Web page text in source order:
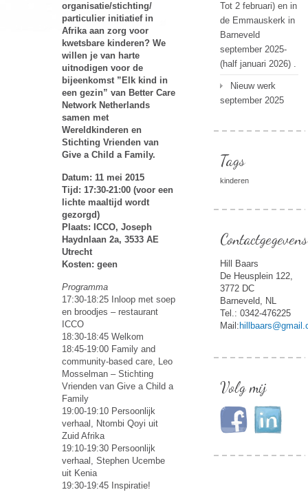
organisatie/stichting/
particulier initiatief in
Afrika aan zorg voor
kwetsbare kinderen? We
willen je van harte
uitnodigen voor de
bijeenkomst ”Elk kind in
een gezin” van Better Care
Network Netherlands
samen met
Wereldkinderen en
Stichting Vrienden van
Give a Child a Family.
Datum: 11 mei 2015
Tijd: 17:30-21:00 (voor een
lichte maaltijd wordt
gezorgd)
Plaats: ICCO, Joseph
Haydnlaan 2a, 3533 AE
Utrecht
Kosten: geen
Programma
17:30-18:25 Inloop met soep
en broodjes – restaurant
ICCO
18:30-18:45 Welkom
18:45-19:00 Family and
community-based care, Leo
Mosselman – Stichting
Vrienden van Give a Child a
Family
19:00-19:10 Persoonlijk
verhaal, Ntombi Qoyi uit
Zuid Afrika
19:10-19:30 Persoonlijk
verhaal, Stephen Ucembe
uit Kenia
19:30-19:45 Inspiratie!
Tot 2 februari) en in
de Emmauskerk in
Barneveld
september 2025-
(half januari 2026) .
Nieuw werk
september 2025
Tags
kinderen
Hill Baars
De Heusplein 122,
3772 DC
Barneveld, NL
Tel.: 0342-476225
Mail:
Volg mij